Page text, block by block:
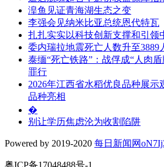
湟鱼见证青海湖生态之变
李强会见纳米比亚总统恩代特瓦
扎扎实实以科技创新支撑和引领
委内瑞拉地震死亡人数升至3889
泰缅“死亡铁路”：战俘成“人肉
罪行
2026年江西省水稻优良品种展示
品种亮相
�
别让学历焦虑沦为收割陷阱
Powered by 2019-2020 每日新闻网
粤ICP备17048488号-1